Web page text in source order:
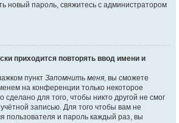
новый пароль, свяжитесь с администратором
приходится повторять ввод имени и
пункт Запомнить меня, вы сможете
на конференции только некоторое
сделано для того, чтобы никто другой не смог
записью. Для того чтобы вам не
пользователя и пароль каждый раз, вы